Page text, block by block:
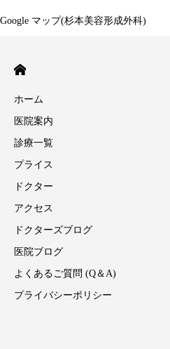
Google マップ(杉本美容形成外科)
ホーム
医院案内
診療一覧
プライス
ドクター
アクセス
ドクターズブログ
医院ブログ
よくあるご質問 (Q＆A)
プライバシーポリシー